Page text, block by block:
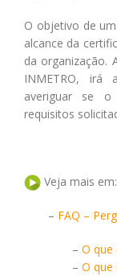
O objetivo de
alcance da
da organização.
INMETRO, irá
averiguar se
requisitos
Veja mais em:
– FAQ –
– O que
– O que